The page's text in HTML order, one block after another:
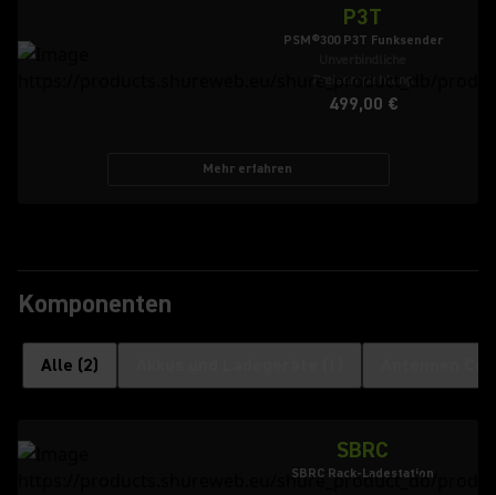
P3T
PSM®300 P3T Funksender
Preisempfehlung
499,00 €
Mehr erfahren
Komponenten
Alle (2)
SBRC
SBRC Rack-Ladestation